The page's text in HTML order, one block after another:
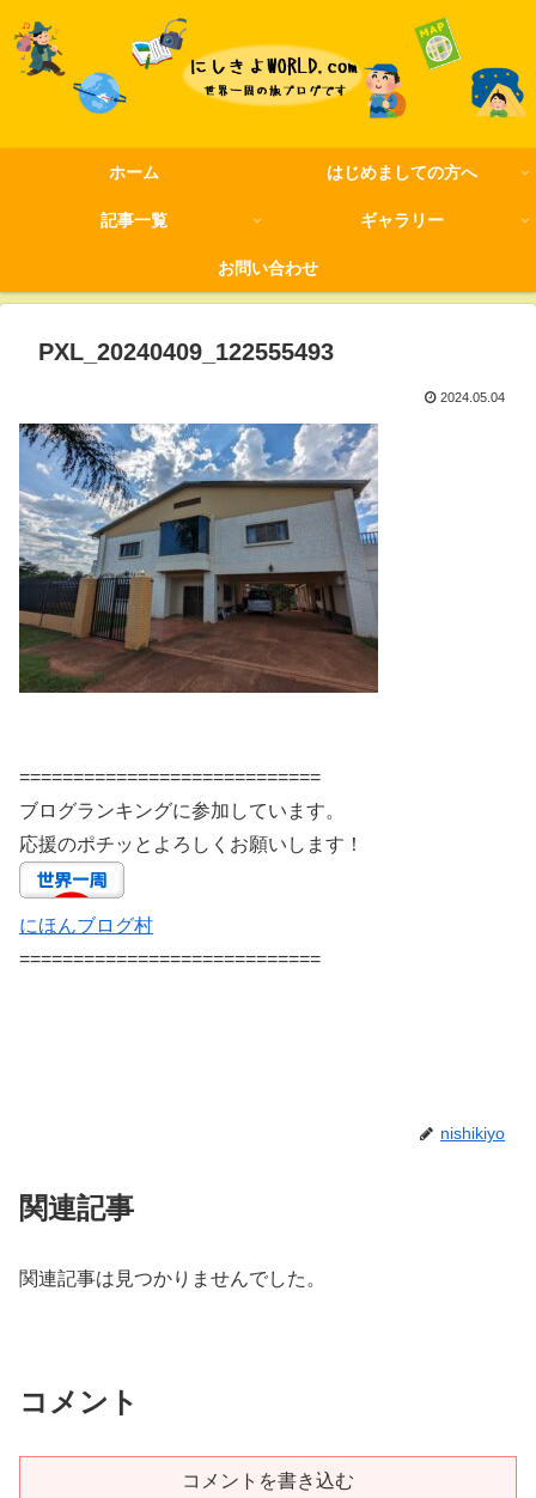
ホーム はじめましての方へ
記事一覧 ギャラリー
お問い合わせ
PXL_20240409_122555493
2024.05.04
============================
ブログランキングに参加しています。
応援のポチッとよろしくお願いします！
にほんブログ村
============================
nishikiyo
関連記事
関連記事は見つかりませんでした。
コメント
コメントを書き込む